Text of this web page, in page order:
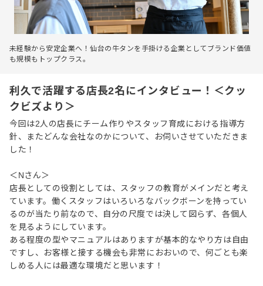
未経験から安定企業へ！仙台の牛タンを手掛ける企業としてブランド価値
も規模もトップクラス。
利久で活躍する店長2名にインタビュー！＜クッ
クビズより＞
今回は2人の店長にチーム作りやスタッフ育成における指導方
針、またどんな会社なのかについて、お伺いさせていただきま
した！
＜Nさん＞
店長としての役割としては、スタッフの教育がメインだと考え
ています。働くスタッフはいろいろなバックボーンを持ってい
るのが当たり前なので、自分の尺度では決して図らず、各個人
を見るようにしています。
ある程度の型やマニュアルはありますが基本的なやり方は自由
ですし、お客様と接する機会も非常におおいので、何ごとも楽
しめる人には最適な環境だと思います！